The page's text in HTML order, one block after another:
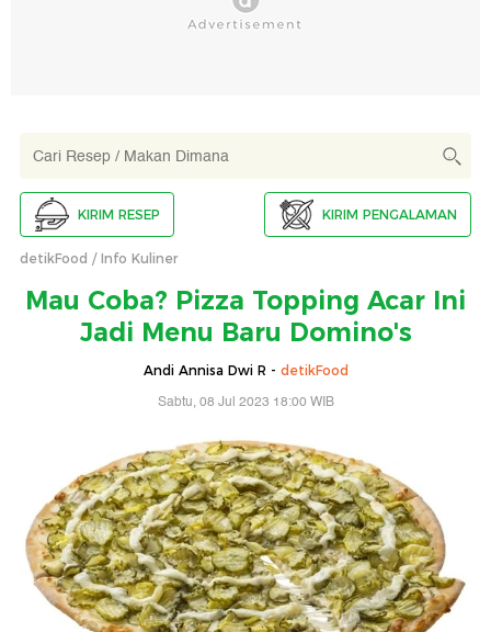
KIRIM RESEP KIRIM PENGALAMAN
detikFood Info Kuliner
Mau Coba? Pizza Topping Acar Ini
Jadi Menu Baru Domino's
Andi Annisa Dwi R - detikFood
Sabtu, 08 Jul 2023 18:00 WIB